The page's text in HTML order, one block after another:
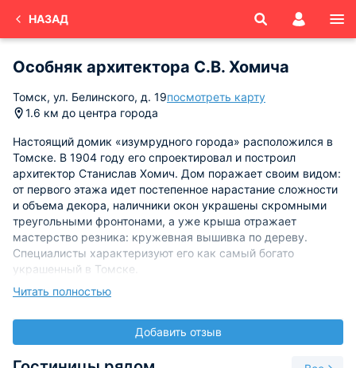
НАЗАД
Особняк архитектора С.В. Хомича
Томск, ул. Белинского, д. 19посмотреть карту
1.6 км до центра города
Настоящий домик «изумрудного города» расположился в
Томске. В 1904 году его спроектировал и построил
архитектор Станислав Хомич. Дом поражает своим видом:
от первого этажа идет постепенное нарастание сложности
и объема декора, наличники окон украшены скромными
треугольными фронтонами, а уже крыша отражает
мастерство резника: кружевная вышивка по дереву.
Специалисты характеризуют его как самый богато
украшенный в Томске.
В народе ходит легенда, что именно «Усадьба Хомича»
вдохновила А. Волкова на написание «Волшебников
Читать полностью
Добавить отзыв